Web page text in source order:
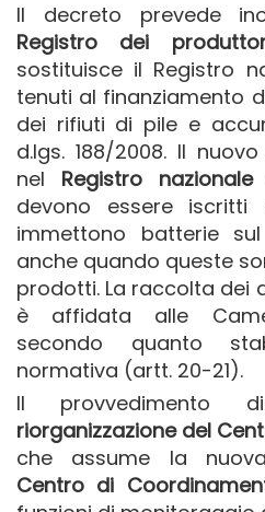
Il decreto prevede
Registro dei
sostituisce il Registro
tenuti al finanziamento
dei rifiuti di pile e
d.lgs. 188/2008. Il
nel Registro
devono essere
immettono batterie
anche quando queste
prodotti. La raccolta dei
è affidata alle
secondo quanto
normativa (artt. 20-21).
Il provvedimento
riorganizzazione del
che assume la
Centro di